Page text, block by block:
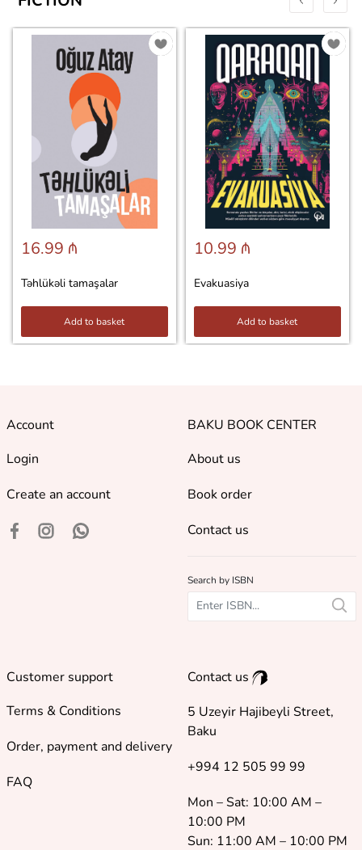
16.99 ₼
Təhlükəli tamaşalar
Add to basket
10.99 ₼
Evakuasiya
Add to basket
Account
Login
Create an account
BAKU BOOK CENTER
About us
Book order
Contact us
Search by ISBN
Customer support
Terms & Conditions
Order, payment and delivery
FAQ
Contact us
5 Uzeyir Hajibeyli Street,
Baku
+994 12 505 99 99
Mon – Sat: 10:00 AM –
10:00 PM
Sun: 11:00 AM – 10:00 PM